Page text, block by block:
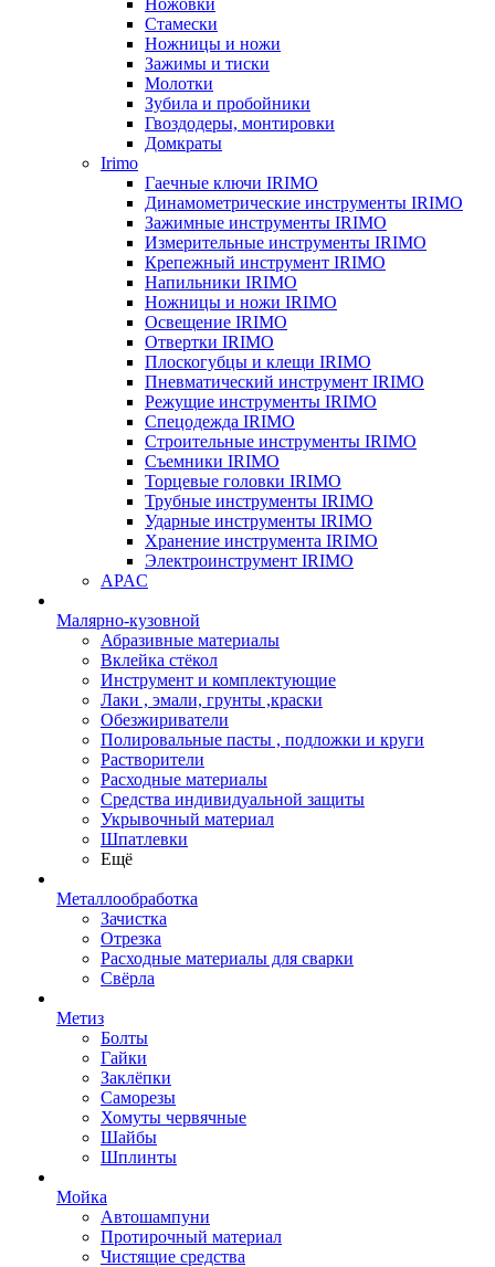
Ножовки
Стамески
Ножницы и ножи
Зажимы и тиски
Молотки
Зубила и пробойники
Гвоздодеры, монтировки
Домкраты
Irimo
Гаечные ключи IRIMO
Динамометрические инструменты IRIMO
Зажимные инструменты IRIMO
Измерительные инструменты IRIMO
Крепежный инструмент IRIMO
Напильники IRIMO
Ножницы и ножи IRIMO
Освещение IRIMO
Отвертки IRIMO
Плоскогубцы и клещи IRIMO
Пневматический инструмент IRIMO
Режущие инструменты IRIMO
Спецодежда IRIMO
Строительные инструменты IRIMO
Съемники IRIMO
Торцевые головки IRIMO
Трубные инструменты IRIMO
Ударные инструменты IRIMO
Хранение инструмента IRIMO
Электроинструмент IRIMO
APAC
Малярно-кузовной
Абразивные материалы
Вклейка стёкол
Инструмент и комплектующие
Лаки , эмали, грунты ,краски
Обезжириватели
Полировальные пасты , подложки и круги
Растворители
Расходные материалы
Средства индивидуальной защиты
Укрывочный материал
Шпатлевки
Ещё
Металлообработка
Зачистка
Отрезка
Расходные материалы для сварки
Свёрла
Метиз
Болты
Гайки
Заклёпки
Саморезы
Хомуты червячные
Шайбы
Шплинты
Мойка
Автошампуни
Протирочный материал
Чистящие средства